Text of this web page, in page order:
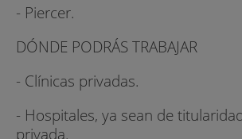
- Piercer.
DÓNDE PODRÁS TRABAJAR
- Clínicas privadas.
- Hospitales, ya sean de
privada.